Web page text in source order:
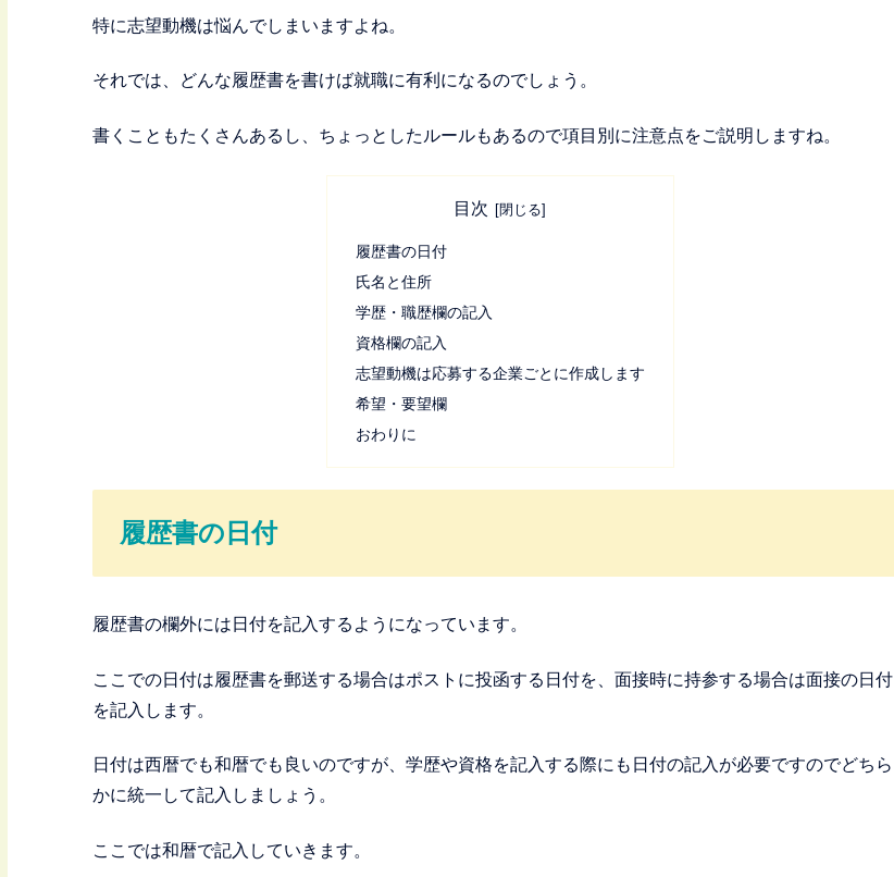
特に志望動機は悩んでしまいますよね。
それでは、どんな履歴書を書けば就職に有利になるのでしょう。
書くこともたくさんあるし、ちょっとしたルールもあるので項目別に注意点をご説明しますね。
目次
履歴書の日付
氏名と住所
学歴・職歴欄の記入
資格欄の記入
志望動機は応募する企業ごとに作成します
希望・要望欄
おわりに
履歴書の日付
履歴書の欄外には日付を記入するようになっています。
ここでの日付は履歴書を郵送する場合はポストに投函する日付を、面接時に持参する場合は面接の日付
を記入します。
日付は西暦でも和暦でも良いのですが、学歴や資格を記入する際にも日付の記入が必要ですのでどちら
かに統一して記入しましょう。
ここでは和暦で記入していきます。